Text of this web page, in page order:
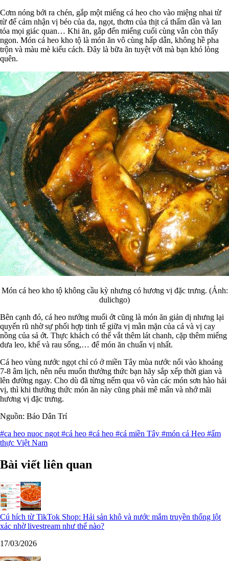
Cơm nóng bới ra chén, gắp một miếng cá heo cho vào miệng nhai từ
từ để cảm nhận vị béo của da, ngọt, thơm của thịt cá thấm dần và lan
tỏa mọi giác quan… Khi ăn, gắp đến miếng cuối cùng vẫn còn thấy
ngon. Món cá heo kho tộ là món ăn vô cùng hấp dẫn, không hề pha
trộn và màu mè kiểu cách. Đây là bữa ăn tuyệt vời mà bạn khó lòng
quên.
Món cá heo kho tộ không cầu kỳ nhưng có hương vị đặc trưng. (Ảnh:
dulichgo)
Bên cạnh đó, cá heo nướng muối ớt cũng là món ăn giản dị nhưng lại
quyến rũ nhờ sự phối hợp tinh tế giữa vị mằn mặn của cá và vị cay
nồng của sả ớt. Thực khách có thể vắt thêm lát chanh, cặp thêm miếng
dưa leo, khế và rau sống,… để món ăn chuẩn vị nhất.
Cá heo vùng nước ngọt chỉ có ở miền Tây mùa nước nổi vào khoảng
7-8 âm lịch, nên nếu muốn thưởng thức bạn hãy sắp xếp thời gian và
lên đường ngay. Cho dù đã từng nếm qua vô vàn các món sơn hào hải
vị, thì khi thưởng thức món ăn này cũng phải mê mẩn và nhớ mãi
hương vị đặc trưng.
Nguồn: Báo Dân Trí
#ca heo nuoc ngot #cá heo #cá heo #cá miền Tây #món cá Heo #ẩm
thực Việt Nam
Bài viết liên quan
Cú hích từ TikTok Shop: Hải sản khô và nước mắm truyền thống lột
xác nhờ livestream như thế nào?
17/03/2026